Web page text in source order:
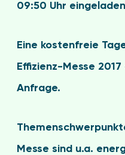
09:50 Uhr
Eine kostenfreie
Effizienz-Messe
Anfrage.
Messe sind u.a.